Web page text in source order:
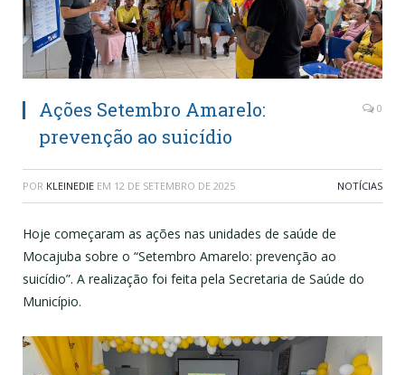
Ações Setembro Amarelo:
prevenção ao suicídio
0
POR KLEINEDIE EM 12 DE SETEMBRO DE 2025 NOTÍCIAS
Hoje começaram as ações nas unidades de saúde de
Mocajuba sobre o “Setembro Amarelo: prevenção ao
suicídio”. A realização foi feita pela Secretaria de Saúde do
Município.